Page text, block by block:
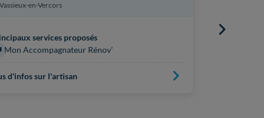
Vassieux-en-Vercors
services proposés
Mon Accompagnateur Rénov'
d'infos sur l'artisan
Principaux